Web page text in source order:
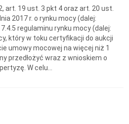
art. 19 ust. 3 pkt 4 oraz art. 20 ust.
2017 r. o rynku mocy (dalej:
regulaminu rynku mocy (dalej:
który w toku certyfikacji do aukcji
umowy mocowej na więcej niż 1
przedłożyć wraz z wnioskiem o
W celu...